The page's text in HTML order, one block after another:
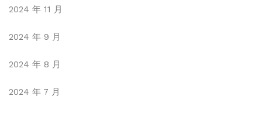
2024 年 11 月
2024 年 9 月
2024 年 8 月
2024 年 7 月